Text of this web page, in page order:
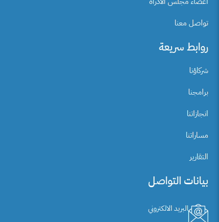
تواصل معنا
روابط سريعة
شركاؤنا
برامجنا
انجازاتنا
مساراتنا
التقارير
بيانات التواصل
البريد الالكتروني